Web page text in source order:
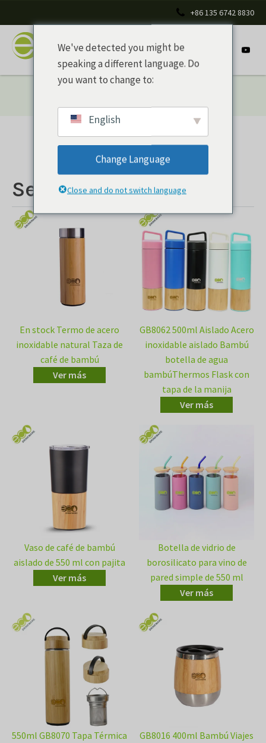
+86 135 6742 8830
Serie Bambú
En stock Termo de acero
inoxidable natural Taza de
café de bambú
Ver más
GB8062 500ml Aislado Acero
inoxidable aislado Bambú
botella de agua
bambúThermos Flask con
tapa de la manija
Ver más
Vaso de café de bambú
aislado de 550 ml con pajita
Ver más
Botella de vidrio de
borosilicato para vino de
pared simple de 550 ml
Ver más
550ml GB8070 Tapa Térmica
GB8016 400ml Bambú Viajes
We've detected you might be
speaking a different language. Do
you want to change to:
English
Change Language
Close and do not switch language